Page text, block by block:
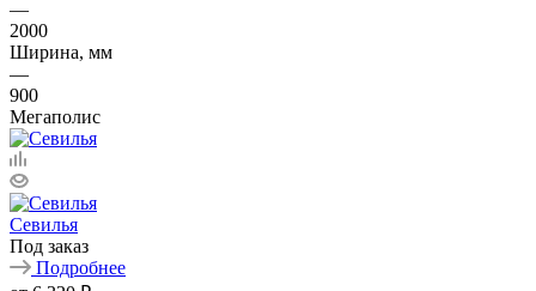
—
2000
Ширина, мм
—
900
Мегаполис
Севилья
Под заказ
Подробнее